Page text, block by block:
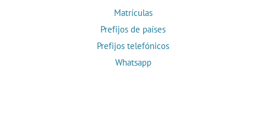
Matrículas
Prefijos de países
Prefijos telefónicos
Whatsapp